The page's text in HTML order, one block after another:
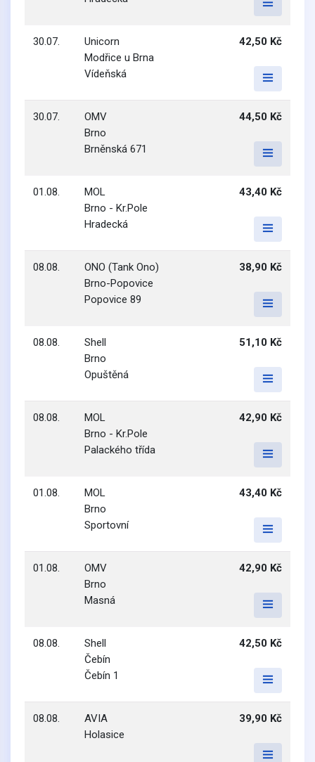
30.07.
Unicorn
Modřice u Brna
Vídeňská
42,50 Kč
30.07.
OMV
Brno
Brněnská 671
44,50 Kč
01.08.
MOL
Brno - Kr.Pole
Hradecká
43,40 Kč
08.08.
ONO (Tank Ono)
Brno-Popovice
Popovice 89
38,90 Kč
08.08.
Shell
Brno
Opuštěná
51,10 Kč
08.08.
MOL
Brno - Kr.Pole
Palackého třída
42,90 Kč
01.08.
MOL
Brno
Sportovní
43,40 Kč
01.08.
OMV
Brno
Masná
42,90 Kč
08.08.
Shell
Čebín
Čebín 1
42,50 Kč
08.08.
AVIA
Holasice
39,90 Kč